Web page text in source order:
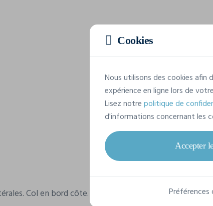
Col en bord côte.
Caractéristiques
Cookies
Nous utilisons des cookies afin
expérience en ligne lors de
Lisez notrepolitique de
d'informations concernant les
Accepter
Préférences